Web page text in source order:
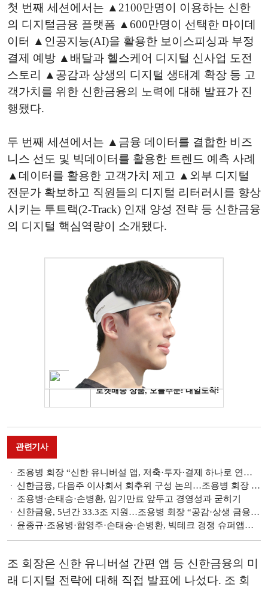
첫 번째 세션에서는 ▲2100만명이 이용하는 신한
의 디지털금융 플랫폼 ▲600만명이 선택한 마이데
이터 ▲인공지능(AI)을 활용한 보이스피싱과 부정
결제 예방 ▲배달과 헬스케어 디지털 신사업 도전
스토리 ▲공감과 상생의 디지털 생태계 확장 등 고
객가치를 위한 신한금융의 노력에 대해 발표가 진
행됐다.
두 번째 세션에서는 ▲금융 데이터를 결합한 비즈
니스 선도 및 빅데이터를 활용한 트렌드 예측 사례
▲데이터를 활용한 고객가치 제고 ▲외부 디지털
전문가 확보하고 직원들의 디지털 리터러시를 향상
시키는 투트랙(2-Track) 인재 양성 전략 등 신한금융
의 디지털 핵심역량이 소개됐다.
관련기사
조용병 회장 “신한 유니버설 앱, 저축·투자·결제 하나로 연결…내년 여름 출시”
신한금융, 다음주 이사회서 회추위 구성 논의…조용병 회장 3연임 '유력'
조용병·손태승·손병환, 임기만료 앞두고 경영성과 굳히기
신한금융, 5년간 33.3조 지원…조용병 회장 “공감·상생 금융 생태계 만들 것”
윤종규·조용병·함영주·손태승·손병환, 빅테크 경쟁 슈퍼앱서 ‘승부수’
조 회장은 신한 유니버설 간편 앱 등 신한금융의 미
래 디지털 전략에 대해 직접 발표에 나섰다. 조 회